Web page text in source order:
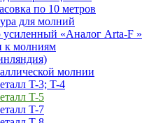
по 10 метров
для молний
усиленный «Аналог Arta-F »
к молниям
молнии
T-3; T-4
T-5
T-7